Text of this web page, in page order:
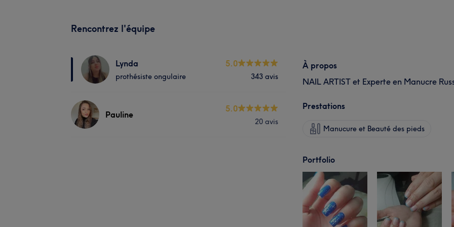
Rencontrez l'équipe
Lynda
prothésiste ongulaire
5.0
343 avis
Pauline
5.0
20 avis
À propos
NAIL ARTIST et Experte en Manucre
Prestations
Manucure et Beauté des pieds
Portfolio